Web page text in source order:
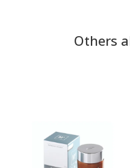
Others